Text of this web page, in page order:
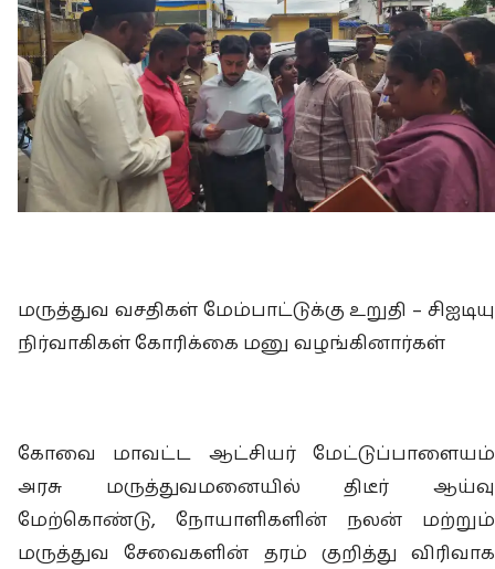
மருத்துவ வசதிகள் மேம்பாட்டுக்கு உறுதி – சிஐடியு
நிர்வாகிகள் கோரிக்கை மனு வழங்கினார்கள்
கோவை மாவட்ட ஆட்சியர் மேட்டுப்பாளையம்
அரசு மருத்துவமனையில் திடீர் ஆய்வு
மேற்கொண்டு, நோயாளிகளின் நலன் மற்றும்
மருத்துவ சேவைகளின் தரம் குறித்து விரிவாக